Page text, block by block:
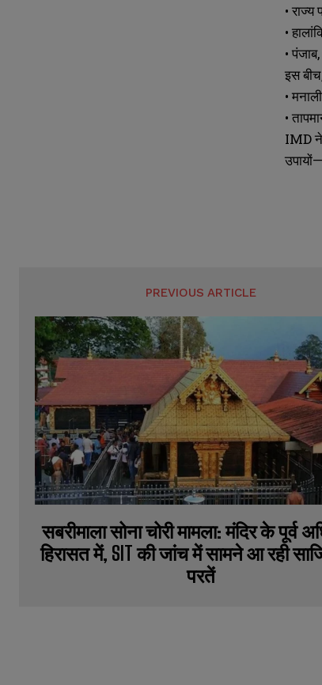
•
•
•
इस
•
•
IMD ने
PREVIOUS ARTICLE
सबरीमाला सोना चोरी मामला: मंदिर के पूर्व
हिरासत में, SIT की जांच में सामने आ रही
परतें